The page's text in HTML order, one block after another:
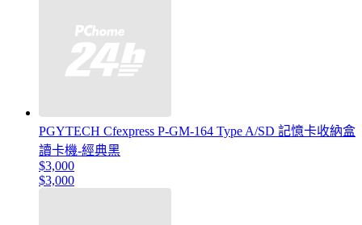
PGYTECH Cfexpress P-GM-164 Type A/SD 記憶卡收納盒
讀卡機-經典黑
$3,000
$3,000